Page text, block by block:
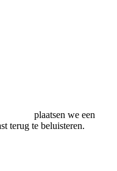
plaatsen we een
terug te beluisteren.